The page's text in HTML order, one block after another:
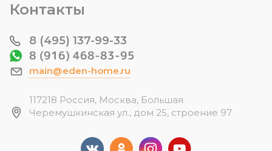
Контакты
8 (495) 137-99-33
8 (916) 468-83-95
main@eden-home.ru
117218 Россия, Москва, Большая
Черемушкинская ул., дом 25, строение 97